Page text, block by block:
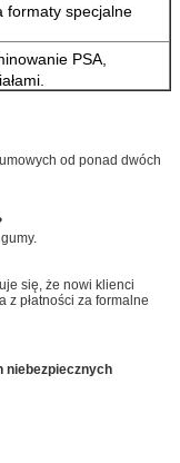
formaty specjalne
PSA,
od ponad dwóch
się, że nowi klienci
z płatności za formalne
niebezpiecznych